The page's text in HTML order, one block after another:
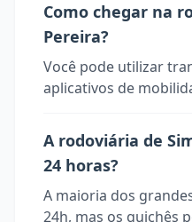
Como chegar na
Pereira?
Você pode utilizar
aplicativos de
A rodoviária de
24 horas?
A maioria dos
24h, mas os guichês